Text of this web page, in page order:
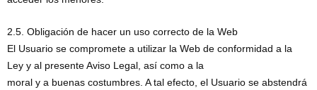
2.5. Obligación de hacer un uso correcto de la Web
El Usuario se compromete a utilizar la Web de conformidad a la
Ley y al presente Aviso Legal, así como a la
moral y a buenas costumbres. A tal efecto, el Usuario se abstendrá